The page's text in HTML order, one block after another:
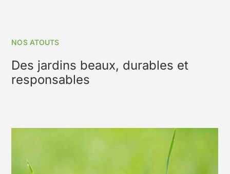
NOS ATOUTS
Des jardins beaux, durables et
responsables